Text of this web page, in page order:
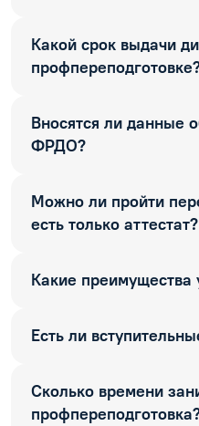
Какой срок выдачи
Вносятся ли данные
ФРДО?
Можно ли пройти
есть только аттестат?
Какие преимущества
Есть ли
Сколько времени